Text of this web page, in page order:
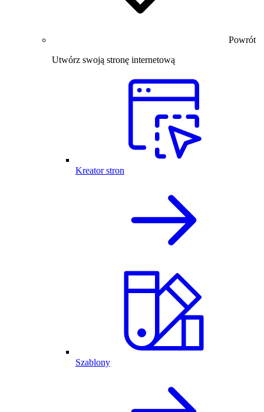
Powrót
Utwórz swoją stronę internetową
Kreator stron
Szablony